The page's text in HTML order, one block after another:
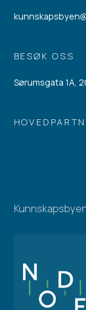
BESØK OSS
Sørumsgata 1A,